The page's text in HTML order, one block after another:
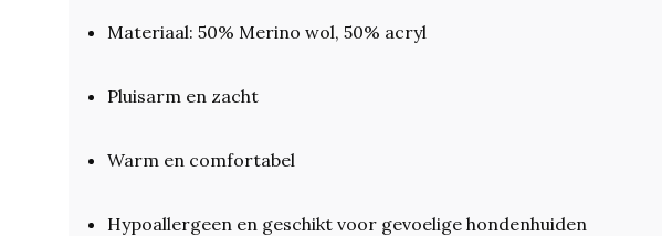
Materiaal: 50% Merino wol, 50% acryl
Pluisarm en zacht
Warm en comfortabel
Hypoallergeen en geschikt voor gevoelige hondenhuiden